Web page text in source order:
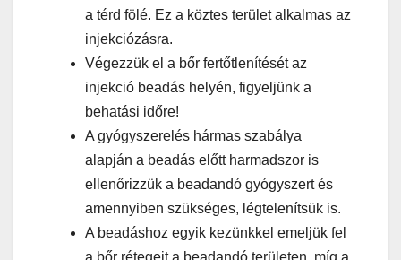
a térd fölé. Ez a köztes terület alkalmas az
injekciózásra.
Végezzük el a bőr fertőtlenítését az
injekció beadás helyén, figyeljünk a
behatási időre!
A gyógyszerelés hármas szabálya
alapján a beadás előtt harmadszor is
ellenőrizzük a beadandó gyógyszert és
amennyiben szükséges, légtelenítsük is.
A beadáshoz egyik kezünkkel emeljük fel